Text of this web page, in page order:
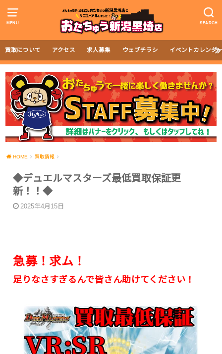
MENU SEARCH
買取について アクセス 求人募集 ウェブチラシ イベントカレンダ
HOME 買取情報
◆デュエルマスターズ最低買取保証更
新！！◆
2025年4月15日
急募！求ム！
足りなさすぎるんで皆さん助けてください！